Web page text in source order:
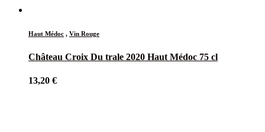
Haut Médoc , Vin Rouge
Château Croix Du trale 2020 Haut Médoc 75 cl
13,20 €